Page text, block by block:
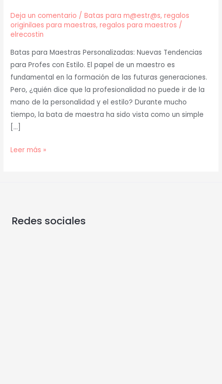
Deja un comentario /Batas para m@estr@s,regalos
originilaes para maestras,regalos para maestros /
elrecostin
Batas para Maestras Personalizadas: Nuevas Tendencias
para Profes con Estilo. El papel de un maestro es
fundamental en la formación de las futuras generaciones.
Pero, ¿quién dice que la profesionalidad no puede ir de la
mano de la personalidad y el estilo? Durante mucho
tiempo, la bata de maestra ha sido vista como un simple
[…]
Leer más »
Redes sociales